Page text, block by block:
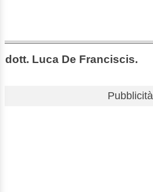
dott. Luca De Franciscis.
Pubblicità